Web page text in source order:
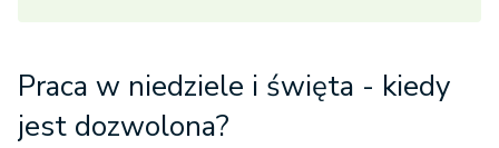
Praca w niedziele i święta - kiedy
jest dozwolona?